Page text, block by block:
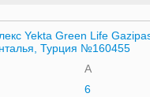
Yekta Green Life
Турция №160455
A
6